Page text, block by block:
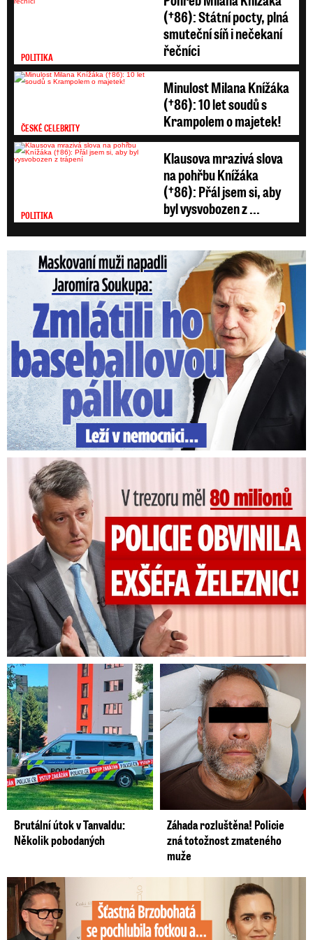
POLITIKA
(†86): Státní pocty, plná
smuteční síň i nečekaní
řečníci
ČESKÉ CELEBRITY
Minulost Milana Knížáka
(†86): 10 let soudů s
Krampolem o majetek!
POLITIKA
Klausova mrazivá slova
na pohřbu Knížáka
(†86): Přál jsem si, aby
byl vysvobozen z ...
Maskovaní muži napadli Jaromíra Soukupa: Krvavá nakládačka
V trezoru měl 80 milionů: Policie obvinila exšéfa železnic!
Brutální útok v Tanvaldu:
Několik pobodaných
Záhada rozluštěna! Policie
zná totožnost zmateného
muže
Šťastná Brzobohatá se pochlubila fotkou: Rýpanec od Ondřeje